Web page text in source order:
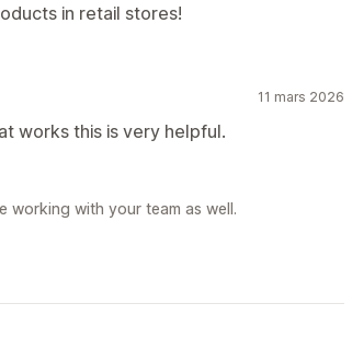
in retail stores!
11 mars 2026
works this is very helpful.
working with your team as well.